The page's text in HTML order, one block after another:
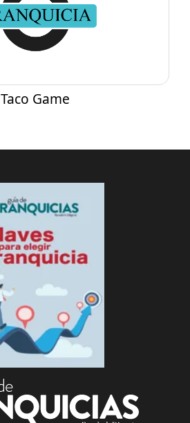
Taco Game